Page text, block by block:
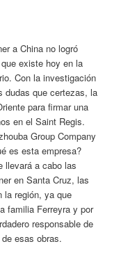
a China no logró
existe hoy en la
Con la investigación
dudas que certezas, la
para firmar una
en el Saint Regis.
Group Company
es esta empresa?
llevará a cabo las
en Santa Cruz, las
la región, ya que
familia Ferreyra y por
responsable de
esas obras.